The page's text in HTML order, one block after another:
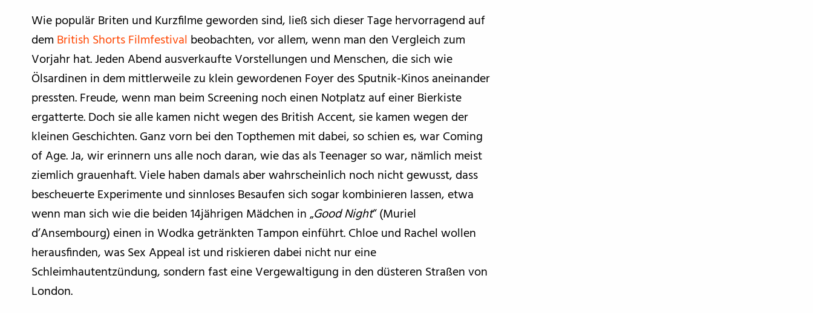
Wie populär Briten und Kurzfilme geworden sind, ließ sich dieser Tage hervorragend auf
dem British Shorts Filmfestival beobachten, vor allem, wenn man den Vergleich zum
Vorjahr hat. Jeden Abend ausverkaufte Vorstellungen und Menschen, die sich wie
Ölsardinen in dem mittlerweile zu klein gewordenen Foyer des Sputnik-Kinos aneinander
pressten. Freude, wenn man beim Screening noch einen Notplatz auf einer Bierkiste
ergatterte. Doch sie alle kamen nicht wegen des British Accent, sie kamen wegen der
kleinen Geschichten. Ganz vorn bei den Topthemen mit dabei, so schien es, war Coming
of Age. Ja, wir erinnern uns alle noch daran, wie das als Teenager so war, nämlich meist
ziemlich grauenhaft. Viele haben damals aber wahrscheinlich noch nicht gewusst, dass
bescheuerte Experimente und sinnloses Besaufen sich sogar kombinieren lassen, etwa
wenn man sich wie die beiden 14jährigen Mädchen in „Good Night“ (Muriel
d’Ansembourg) einen in Wodka getränkten Tampon einführt. Chloe und Rachel wollen
herausfinden, was Sex Appeal ist und riskieren dabei nicht nur eine
Schleimhautentzündung, sondern fast eine Vergewaltigung in den düsteren Straßen von
London.